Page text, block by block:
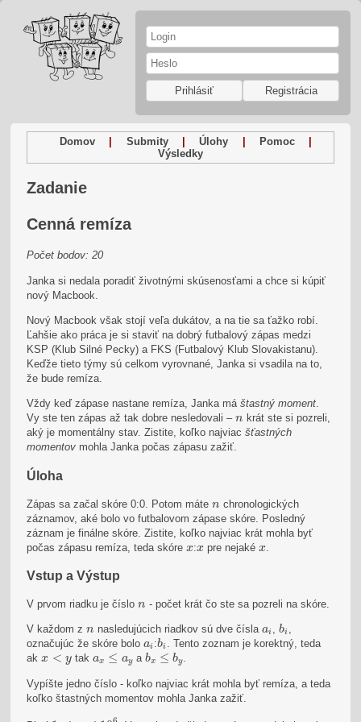
Prihlásiť Registrácia
Domov | Submity | Úlohy | Pomoc
|
Výsledky
Zadanie
Cenná remíza
Počet bodov: 20
Janka si nedala poradiť životnými skúsenosťami a chce si kúpiť
nový Macbook.
Nový Macbook však stojí veľa dukátov, a na tie sa ťažko robí.
Ľahšie ako práca je si staviť na dobrý futbalový zápas medzi
KSP (Klub Silné Pecky) a FKS (Futbalový Klub Slovakistanu).
Keďže tieto týmy sú celkom vyrovnané, Janka si vsadila na to,
že bude remíza.
Vždy keď zápase nastane remíza, Janka máštastný moment.
Vy ste ten zápas až tak dobre nesledovali –n
n krát ste si pozreli,
aký je momentálny stav. Zistite, koľko najviacšťastných
momentov mohla Janka počas zápasu zažiť.
Úloha
Zápas sa začal skóre 0:0. Potom máten
n chronologických
záznamov, aké bolo vo futbalovom zápase skóre. Posledný
záznam je finálne skóre. Zistite, koľko najviac krát mohla byť
počas zápasu remíza, teda skórex
x:x
x pre nejakéx
x
Vstup a Výstup
V prvom riadku je číslon
n - počet krát čo ste sa pozreli na skóre.
V každom zn
n nasledujúcich riadkov sú dve číslaai
ai ,bi
b ,
označujúc že skóre boloai
ai :bi
b . Tento zoznam je korektný, teda
akx < y
x<y takax ≤ ay
≤a a bx ≤ by
bx ≤b y .
Vypíšte jedno číslo - koľko najviac krát mohla byť remíza, a teda
koľko štastných momentov mohla Janka zažiť.
1 6